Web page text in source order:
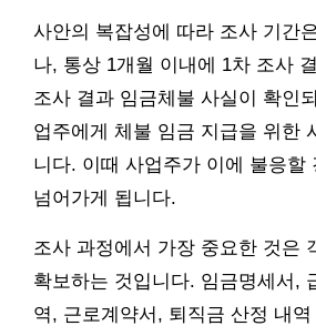
사안의 복잡성에 따라 조사 기간
나, 통상 1개월 이내에 1차 조사
조사 결과 임금체불 사실이 확인
업주에게 체불 임금 지급을 위한
니다. 이때 사업주가 이에 불응할
넘어가게 됩니다.
조사 과정에서 가장 중요한 것은
확보하는 것입니다. 임금명세서,
역, 근로계약서, 퇴직금 산정 내